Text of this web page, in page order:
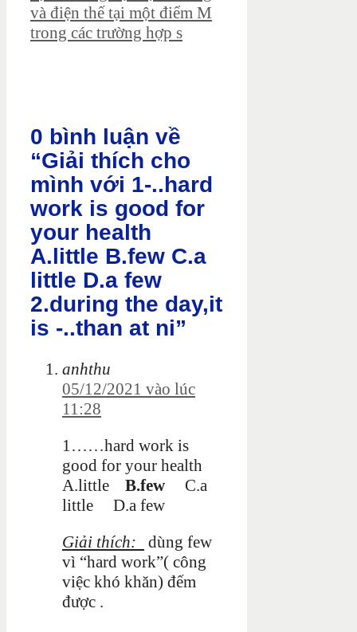
và điện thế tại một điểm M
trong các trường hợp s
0 bình luận về
“Giải thích cho
mình với 1-..hard
work is good for
your health
A.little B.few C.a
little D.a few
2.during the day,it
is -..than at ni”
anhthu
05/12/2021 vào lúc
11:28
1……hard work is
good for your health
A.little B.few C.a
little D.a few
Giải thích:
dùng few
vì “hard work”( công
việc khó khăn) đếm
được .